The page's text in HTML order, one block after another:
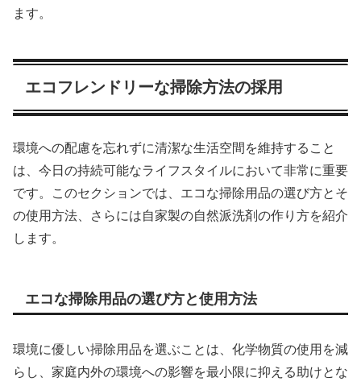
ます。
エコフレンドリーな掃除方法の採用
環境への配慮を忘れずに清潔な生活空間を維持すること
は、今日の持続可能なライフスタイルにおいて非常に重要
です。このセクションでは、エコな掃除用品の選び方とそ
の使用方法、さらには自家製の自然派洗剤の作り方を紹介
します。
エコな掃除用品の選び方と使用方法
環境に優しい掃除用品を選ぶことは、化学物質の使用を減
らし、家庭内外の環境への影響を最小限に抑える助けとな